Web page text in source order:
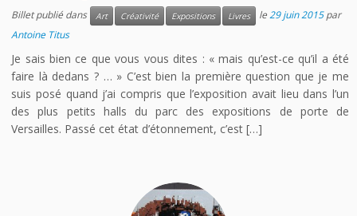
Billet publié dans Art Créativité Expositions Livres le29 juin 2015 par
Antoine Titus
Je sais bien ce que vous vous dites : « mais qu’est-ce qu’il a été
faire là dedans ? … » C’est bien la première question que je me
suis posé quand j’ai compris que l’exposition avait lieu dans l’un
des plus petits halls du parc des expositions de porte de
Versailles. Passé cet état d’étonnement, c’est […]